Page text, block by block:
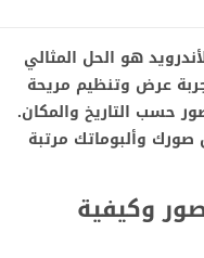
هو الحل المثالي
عرض وتنظيم مريحة
حسب التاريخ والمكان.
وألبوماتك مرتبة
وكيفية